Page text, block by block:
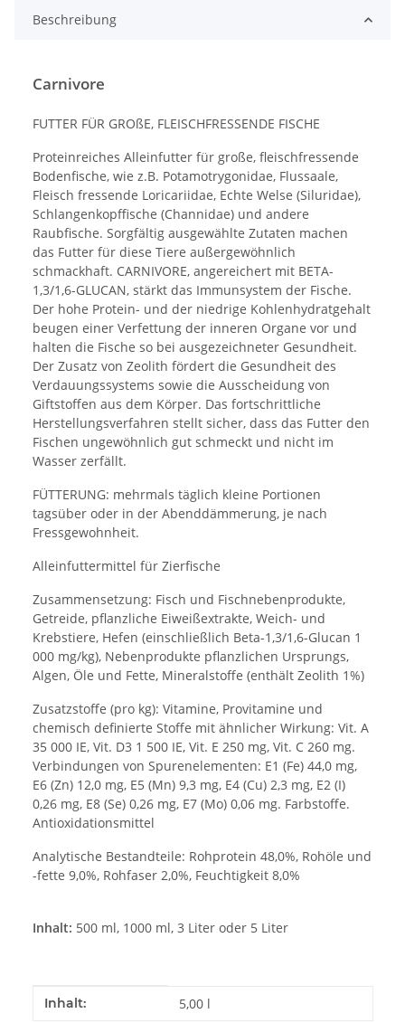
Beschreibung
Carnivore
FUTTER FÜR GROßE, FLEISCHFRESSENDE FISCHE
Proteinreiches Alleinfutter für große, fleischfressende
Bodenfische, wie z.B. Potamotrygonidae, Flussaale,
Fleisch fressende Loricariidae, Echte Welse (Siluridae),
Schlangenkopffische (Channidae) und andere
Raubfische. Sorgfältig ausgewählte Zutaten machen
das Futter für diese Tiere außergewöhnlich
schmackhaft. CARNIVORE, angereichert mit BETA-
1,3/1,6-GLUCAN, stärkt das Immunsystem der Fische.
Der hohe Protein- und der niedrige Kohlenhydratgehalt
beugen einer Verfettung der inneren Organe vor und
halten die Fische so bei ausgezeichneter Gesundheit.
Der Zusatz von Zeolith fördert die Gesundheit des
Verdauungssystems sowie die Ausscheidung von
Giftstoffen aus dem Körper. Das fortschrittliche
Herstellungsverfahren stellt sicher, dass das Futter den
Fischen ungewöhnlich gut schmeckt und nicht im
Wasser zerfällt.
FÜTTERUNG: mehrmals täglich kleine Portionen
tagsüber oder in der Abenddämmerung, je nach
Fressgewohnheit.
Alleinfuttermittel für Zierfische
Zusammensetzung: Fisch und Fischnebenprodukte,
Getreide, pflanzliche Eiweißextrakte, Weich- und
Krebstiere, Hefen (einschließlich Beta-1,3/1,6-Glucan 1
000 mg/kg), Nebenprodukte pflanzlichen Ursprungs,
Algen, Öle und Fette, Mineralstoffe (enthält Zeolith 1%)
Zusatzstoffe (pro kg): Vitamine, Provitamine und
chemisch definierte Stoffe mit ähnlicher Wirkung: Vit. A
35 000 IE, Vit. D3 1 500 IE, Vit. E 250 mg, Vit. C 260 mg.
Verbindungen von Spurenelementen: E1 (Fe) 44,0 mg,
E6 (Zn) 12,0 mg, E5 (Mn) 9,3 mg, E4 (Cu) 2,3 mg, E2 (I)
0,26 mg, E8 (Se) 0,26 mg, E7 (Mo) 0,06 mg. Farbstoffe.
Antioxidationsmittel
Analytische Bestandteile: Rohprotein 48,0%, Rohöle und
-fette 9,0%, Rohfaser 2,0%, Feuchtigkeit 8,0%
Inhalt: 500 ml, 1000 ml, 3 Liter oder 5 Liter
Produkteigenschaft
Wert
Inhalt: 5,00 l